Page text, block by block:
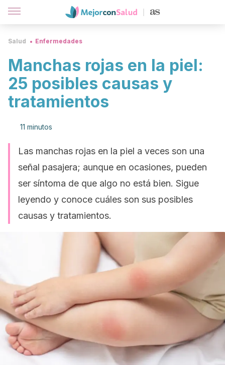
Salud Enfermedades
Manchas rojas en la piel:
25 posibles causas y
tratamientos
11 minutos
Las manchas rojas en la piel a veces son una
señal pasajera; aunque en ocasiones, pueden
ser síntoma de que algo no está bien. Sigue
leyendo y conoce cuáles son sus posibles
causas y tratamientos.